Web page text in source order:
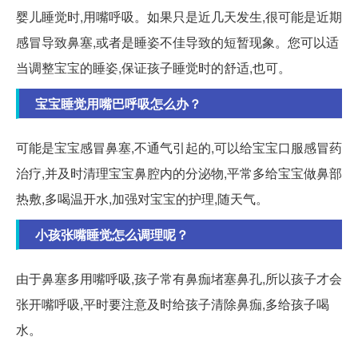
婴儿睡觉时,用嘴呼吸。如果只是近几天发生,很可能是近期
感冒导致鼻塞,或者是睡姿不佳导致的短暂现象。您可以适
当调整宝宝的睡姿,保证孩子睡觉时的舒适,也可。
宝宝睡觉用嘴巴呼吸怎么办？
可能是宝宝感冒鼻塞,不通气引起的,可以给宝宝口服感冒药
治疗,并及时清理宝宝鼻腔内的分泌物,平常多给宝宝做鼻部
热敷,多喝温开水,加强对宝宝的护理,随天气。
小孩张嘴睡觉怎么调理呢？
由于鼻塞多用嘴呼吸,孩子常有鼻痂堵塞鼻孔,所以孩子才会
张开嘴呼吸,平时要注意及时给孩子清除鼻痂,多给孩子喝
水。